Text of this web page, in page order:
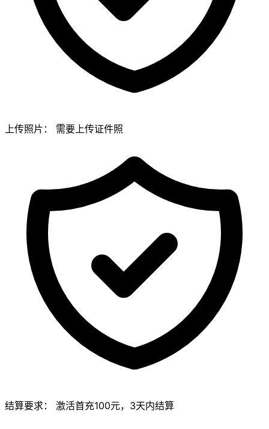
上传照片： 需要上传证件照
结算要求： 激活首充100元，3天内结算